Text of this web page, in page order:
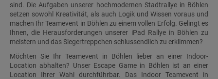
sind. Die Aufgaben unserer hochmodernen Stadtrallye in Böhlen
setzen sowohl Kreativität, als auch Logik und Wissen voraus und
machen Ihr Teamevent in Böhlen zu einem vollen Erfolg. Gelingt es
Ihnen, die Herausforderungen unserer iPad Rallye in Böhlen zu
meistern und das Siegertreppchen schlussendlich zu erklimmen?
Möchten Sie Ihr Teamevent in Böhlen lieber an einer Indoor-
Location abhalten? Unser Escape Game in Böhlen ist an einer
Location Ihrer Wahl durchführbar. Das Indoor Teamevent in